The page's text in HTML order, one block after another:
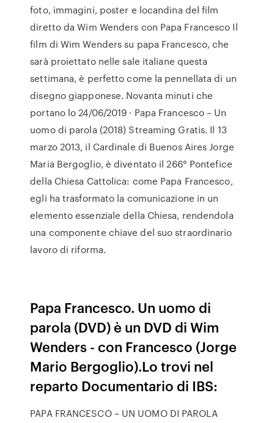
foto, immagini, poster e locandina del film
diretto da Wim Wenders con Papa Francesco Il
film di Wim Wenders su papa Francesco, che
sarà proiettato nelle sale italiane questa
settimana, è perfetto come la pennellata di un
disegno giapponese. Novanta minuti che
portano lo 24/06/2019 · Papa Francesco – Un
uomo di parola (2018) Streaming Gratis. Il 13
marzo 2013, il Cardinale di Buenos Aires Jorge
Maria Bergoglio, è diventato il 266° Pontefice
della Chiesa Cattolica: come Papa Francesco,
egli ha trasformato la comunicazione in un
elemento essenziale della Chiesa, rendendola
una componente chiave del suo straordinario
lavoro di riforma.
Papa Francesco. Un uomo di
parola (DVD) è un DVD di Wim
Wenders - con Francesco (Jorge
Mario Bergoglio).Lo trovi nel
reparto Documentario di IBS:
PAPA FRANCESCO – UN UOMO DI PAROLA